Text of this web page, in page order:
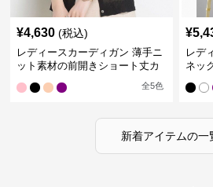
¥4,630 (税込)
レディースカーディガン 薄手ニ
ット素材の前開きショート丈カ
全5色
¥
レデ
ネッ
新着アイテムの一